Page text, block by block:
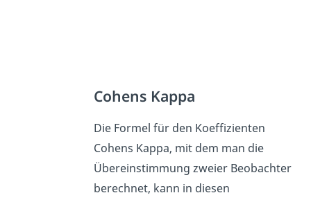
Cohens Kappa
Die Formel für den Koeffizienten
Cohens Kappa, mit dem man die
Übereinstimmung zweier Beobachter
berechnet, kann in diesen